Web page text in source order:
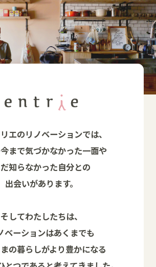
エのリノベーションでは、
まで気づかなかった一面や
知らなかった自分との
出会いがあります。
そしてわたしたちは、
ベーションはあくまでも
の暮らしがより豊かになる